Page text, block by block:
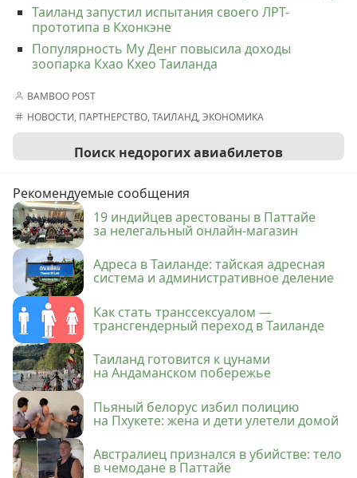
Таиланд запустил испытания своего ЛРТ-
прототипа в Кхонкэне
Популярность Му Денг повысила доходы
зоопарка Кхао Кхео Таиланда
BAMBOO POST
НОВОСТИ, ПАРТНЕРСТВО,ТАИЛАНД,ЭКОНОМИКА
Поиск недорогих авиабилетов
Рекомендуемые сообщения
19 индийцев арестованы в Паттайе
за нелегальный онлайн-магазин
Адреса в Таиланде: тайская адресная
система и административное деление
Как стать транссексуалом —
трансгендерный переход в Таиланде
Таиланд готовится к цунами
на Андаманском побережье
Пьяный белорус избил полицию
на Пхукете: жена и дети улетели домой
Австралиец признался в убийстве: тело
в чемодане в Паттайе